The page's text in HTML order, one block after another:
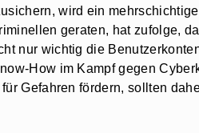
wird ein
geraten, hat zufolge,
nur wichtig die
How im Kampf gegen
Gefahren fördern, sollten